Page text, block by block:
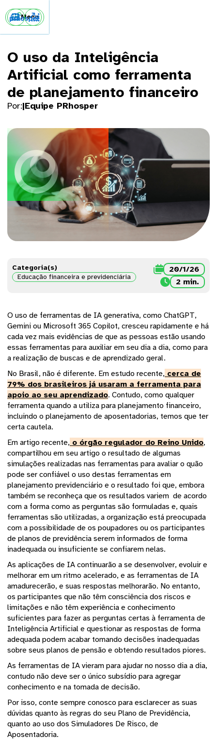
Menu
 
O uso da Inteligência
Artificial como ferramenta
de planejamento financeiro
Por:|Equipe PRhosper
Categoria(s)
Educação financeira e previdenciária
 20/1/26
 2 min.
O uso de ferramentas de IA generativa, como ChatGPT,
Gemini ou Microsoft 365 Copilot, cresceu rapidamente e há
cada vez mais evidências de que as pessoas estão usando
essas ferramentas para auxiliar em seu dia a dia, como para
a realização de buscas e de aprendizado geral.
No Brasil, não é diferente. Em estudo recente, cerca de
79% dos brasileiros já usaram a ferramenta para
apoio ao seu aprendizado. Contudo, como qualquer
ferramenta quando a utiliza para planejamento financeiro,
incluindo o planejamento de aposentadorias, temos que ter
certa cautela.
Em artigo recente, o órgão regulador do Reino Unido,
compartilhou em seu artigo o resultado de algumas
simulações realizadas nas ferramentas para avaliar o quão
pode ser confiável o uso destas ferramentas em
planejamento previdenciário e o resultado foi que, embora
também se reconheça que os resultados variem de acordo
com a forma como as perguntas são formuladas e, quais
ferramentas são utilizadas, a organização está preocupada
com a possibilidade de os poupadores ou os participantes
de planos de previdência serem informados de forma
inadequada ou insuficiente se confiarem nelas.
As aplicações de IA continuarão a se desenvolver, evoluir e
melhorar em um ritmo acelerado, e as ferramentas de IA
amadurecerão, e suas respostas melhorarão. No entanto,
os participantes que não têm consciência dos riscos e
limitações e não têm experiência e conhecimento
suficientes para fazer as perguntas certas à ferramenta de
Inteligência Artificial e questionar as respostas de forma
adequada podem acabar tomando decisões inadequadas
sobre seus planos de pensão e obtendo resultados piores.
As ferramentas de IA vieram para ajudar no nosso dia a dia,
contudo não deve ser o único subsídio para agregar
conhecimento e na tomada de decisão.
Por isso, conte sempre conosco para esclarecer as suas
dúvidas quanto às regras do seu Plano de Previdência,
quanto ao uso dos Simuladores De Risco, de
Aposentadoria.